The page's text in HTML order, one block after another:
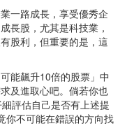
一路成長，享受優秀企
長股，尤其是科技業，
股利，但重要的是，這
能飆升10倍的股票」中
及進取心吧。倘若你也
評估自己是否有上述提
你不可能在錯誤的方向找